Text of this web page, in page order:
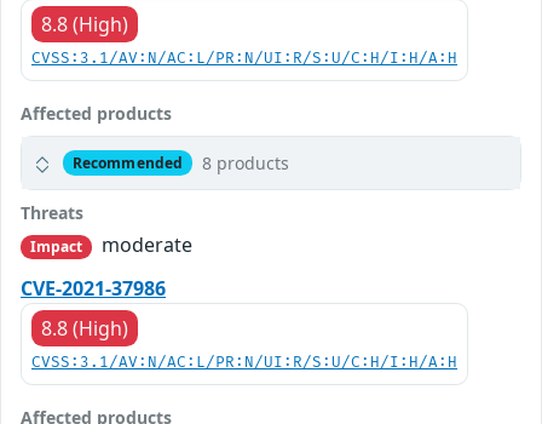
8.8 (High)
CVSS:3.1/AV:N/AC:L/PR:N/UI:R/S:U/C:H/I:H/A:H
Affected products
Recommended 8 products
Threats
Impact
moderate
CVE-2021-37986
8.8 (High)
CVSS:3.1/AV:N/AC:L/PR:N/UI:R/S:U/C:H/I:H/A:H
Affected products